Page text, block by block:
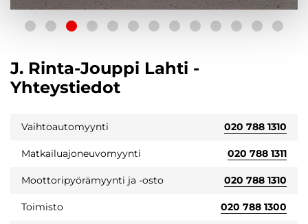
J. Rinta-Jouppi Lahti -
Yhteystiedot
Vaihtoautomyynti 020 788 1310
Matkailuajoneuvomyynti 020 788 1311
Moottoripyörämyynti ja -osto 020 788 1310
Toimisto 020 788 1300